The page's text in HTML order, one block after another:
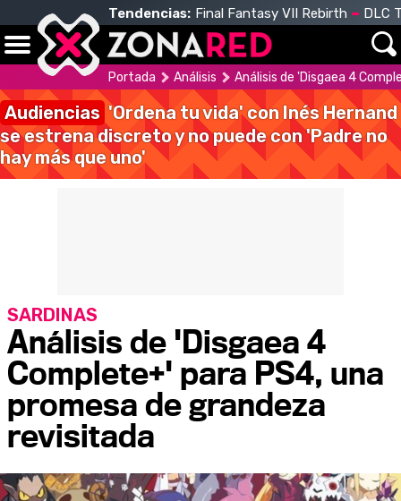
Tendencias: Final Fantasy VII Rebirth DLC
Portada Análisis Análisis de 'Disgaea 4
Audiencias 'Ordena tu vida' con Inés Hernand
se estrena discreto y no puede con 'Padre no
hay más que uno'
Análisis de 'Disgaea 4
Complete+' para PS4, una
promesa de grandeza
revisitada
SARDINAS